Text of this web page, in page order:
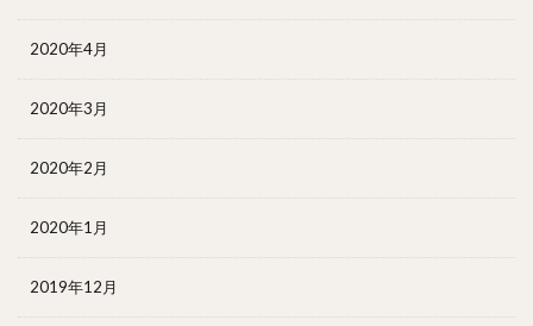
2020年4月
2020年3月
2020年2月
2020年1月
2019年12月